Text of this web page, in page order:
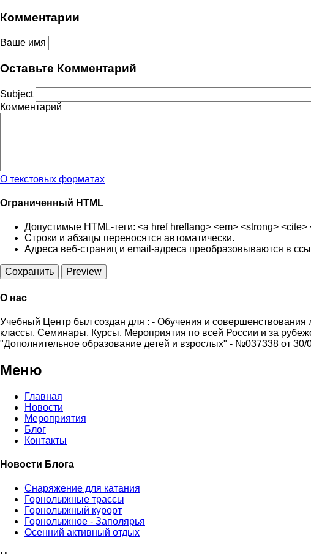
Комментарии
Ваше имя
Оставьте Комментарий
Subject
Комментарий
О текстовых форматах
Ограниченный HTML
Допустимые HTML-теги: <a href hreflang> <em> <strong>
Строки и абзацы переносятся автоматически.
Адреса веб-страниц и email-адреса преобразовываются в
О нас
Учебный Центр был создан для : - Обучения и совершенствования
классы, Семинары, Курсы. Мероприятия по всей России и за
"Дополнительное образование детей и взрослых" - №037338 от 30/
Меню
Главная
Новости
Мероприятия
Блог
Контакты
Новости Блога
Снаряжение для катания
Горнолыжные трассы
Горнолыжный курорт
Горнолыжное - Заполярья
Осенний активный отдых